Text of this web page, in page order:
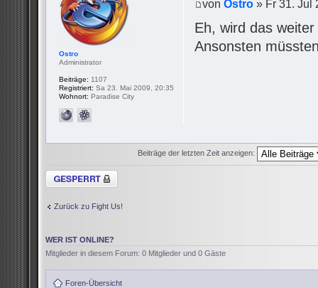
vonOstro » Fr 31. Jul
Eh, wird das
Ansonsten
Ostro
Administrator
Beiträge: 1107
Registriert: Sa 23. Mai 2009, 20:35
Wohnort: Paradise City
Beiträge der letzten Zeit anzeigen:
Thema gesperrt
Zurück zu Fight Us!
WER IST ONLINE?
Mitglieder in diesem Forum: 0 Mitglieder und 0 Gäste
Foren-Übersicht